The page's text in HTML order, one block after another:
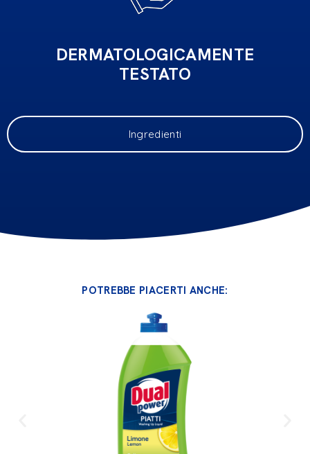
Ingredienti
DERMATOLOGICAMENTE
TESTATO
POTREBBE PIACERTI ANCHE: